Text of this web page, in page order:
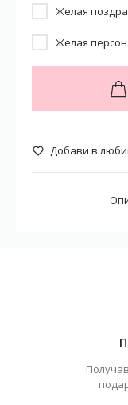
Желая
Желая
Добави в